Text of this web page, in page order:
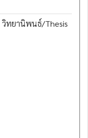
วิทยานิพนธ์/Thesis